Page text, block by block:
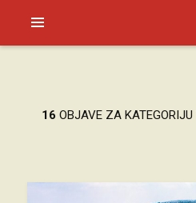
SAGUD.XYZ
16 OBJAVE ZA KATEGORIJU